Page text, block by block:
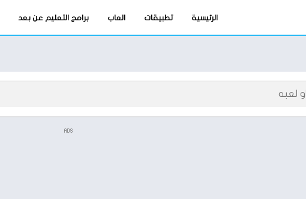
الرئيسية تطبيقات العاب برامج التعليم عن بعد
ADS